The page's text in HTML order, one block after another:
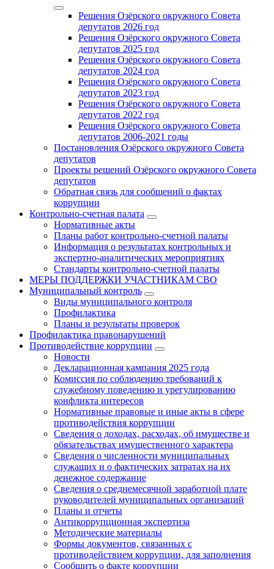
Решения Озёрского окружного Совета
депутатов 2026 год
Решения Озёрского окружного Совета
депутатов 2025 год
Решения Озёрского окружного Совета
депутатов 2024 год
Решения Озёрского окружного Совета
депутатов 2023 год
Решения Озёрского окружного Совета
депутатов 2022 год
Решения Озёрского окружного Совета
депутатов 2006-2021 годы
Постановления Озёрского окружного Совета
депутатов
Проекты решений Озёрского окружного Совета
депутатов
Обратная связь для сообщений о фактах
коррупции
Контрольно-счетная палата
Нормативные акты
Планы работ контрольно-счетной палаты
Информация о результатах контрольных и
экспертно-аналитических мероприятиях
Стандарты контрольно-счетной палаты
МЕРЫ ПОДДЕРЖКИ УЧАСТНИКАМ СВО
Муниципальный контроль
Виды муниципального контроля
Профилактика
Планы и результаты проверок
Профилактика правонарушений
Противодействие коррупции
Новости
Декларационная кампания 2025 года
Комиссия по соблюдению требований к
служебному поведению и урегулированию
конфликта интересов
Нормативные правовые и иные акты в сфере
противодействия коррупции
Сведения о доходах, расходах, об имуществе и
обязательствах имущественного характера
Сведения о численности муниципальных
служащих и о фактических затратах на их
денежное содержание
Сведения о среднемесячной заработной плате
руководителей муниципальных организаций
Планы и отчеты
Антикоррупционная экспертиза
Методические материалы
Формы документов, связанных с
противодействием коррупции, для заполнения
Сообщить о факте коррупции